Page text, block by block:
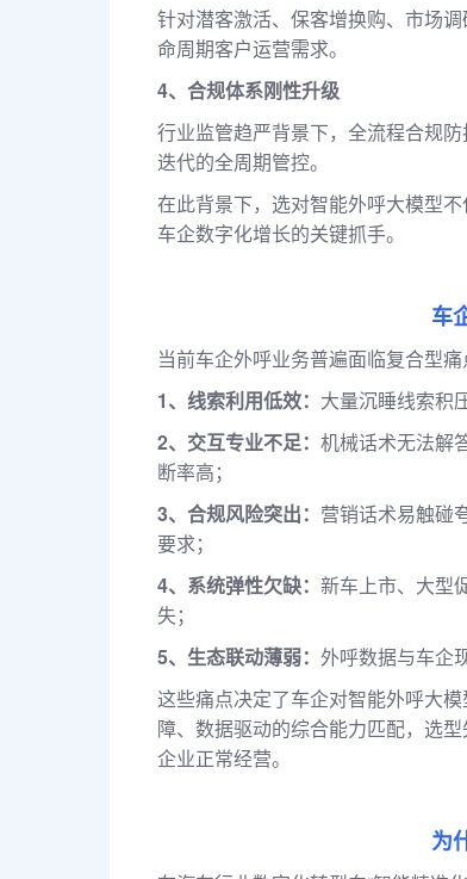
针对潜客激活、保客增换购、市场
命周期客户运营需求。
4、合规体系刚性升级
行业监管趋严背景下，全流程合规
迭代的全周期管控。
在此背景下，选对智能外呼大模型
车企数字化增长的关键抓手。
车
当前车企外呼业务普遍面临复合型
1、线索利用低效： 大量沉睡线索积
2、交互专业不足： 机械话术无法解
断率高；
3、合规风险突出： 营销话术易触碰
要求；
4、系统弹性欠缺： 新车上市、大型
失；
5、生态联动薄弱： 外呼数据与车企
这些痛点决定了车企对智能外呼大
障、数据驱动的综合能力匹配，选
企业正常经营。
为